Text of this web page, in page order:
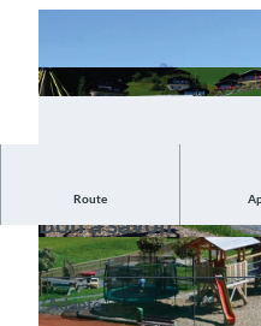
© Beatenberg Tourismus, Interlaken Tourismus
|CC-BY-SA
Route
Bon à savoir
Adapté